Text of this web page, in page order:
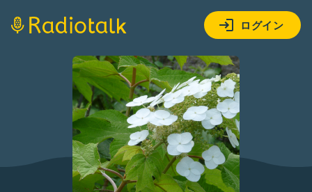
ログイン